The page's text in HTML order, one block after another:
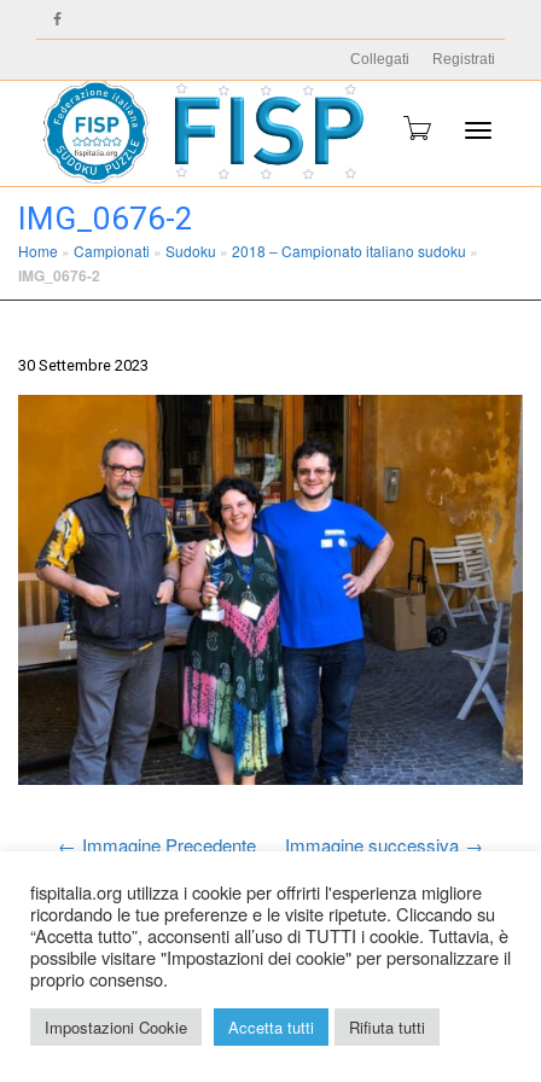
Collegati Registrati
IMG_0676-2
Home » Campionati » Sudoku » 2018 – Campionato italiano sudoku »
IMG_0676-2
30 Settembre 2023
Immagine Precedente Immagine successiva
2026 © Federazione Italiana Sudoku Puzzle |Chi siamo
Privacy
fispitalia.org utilizza i cookie per offrirti l'esperienza migliore
ricordando le tue preferenze e le visite ripetute. Cliccando su
“Accetta tutto”, acconsenti all’uso di TUTTI i cookie. Tuttavia, è
possibile visitare "Impostazioni dei cookie" per personalizzare il
proprio consenso.
Impostazioni Cookie Accetta tutti Rifiuta tutti